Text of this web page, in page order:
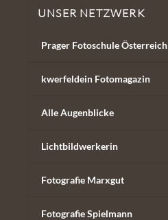
Unser Netzwerk
UNSER NETZWERK
Prager Fotoschule Österreich
kwerfeldein Fotomagazin
Alle Augenblicke
Lichtbildwerkerin
Fotografie Marxgut
Fotografie Spielmann